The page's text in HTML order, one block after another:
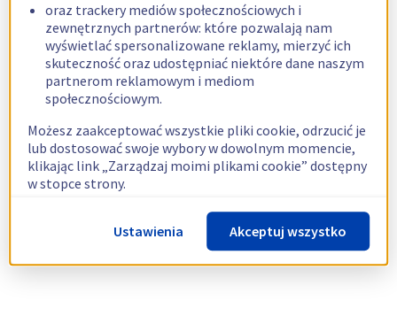
oraz trackery mediów społecznościowych i
zewnętrznych partnerów: które pozwalają nam
wyświetlać spersonalizowane reklamy, mierzyć ich
skuteczność oraz udostępniać niektóre dane naszym
partnerom reklamowym i mediom
społecznościowym.
Możesz zaakceptować wszystkie pliki cookie, odrzucić je
lub dostosować swoje wybory w dowolnym momencie,
klikając link „Zarządzaj moimi plikami cookie” dostępny
w stopce strony.
Więcej informacji znajdziesz w naszejpolityce
dotyczącej wykorzystywania plików cookie.
Ustawienia Akceptuj wszystko